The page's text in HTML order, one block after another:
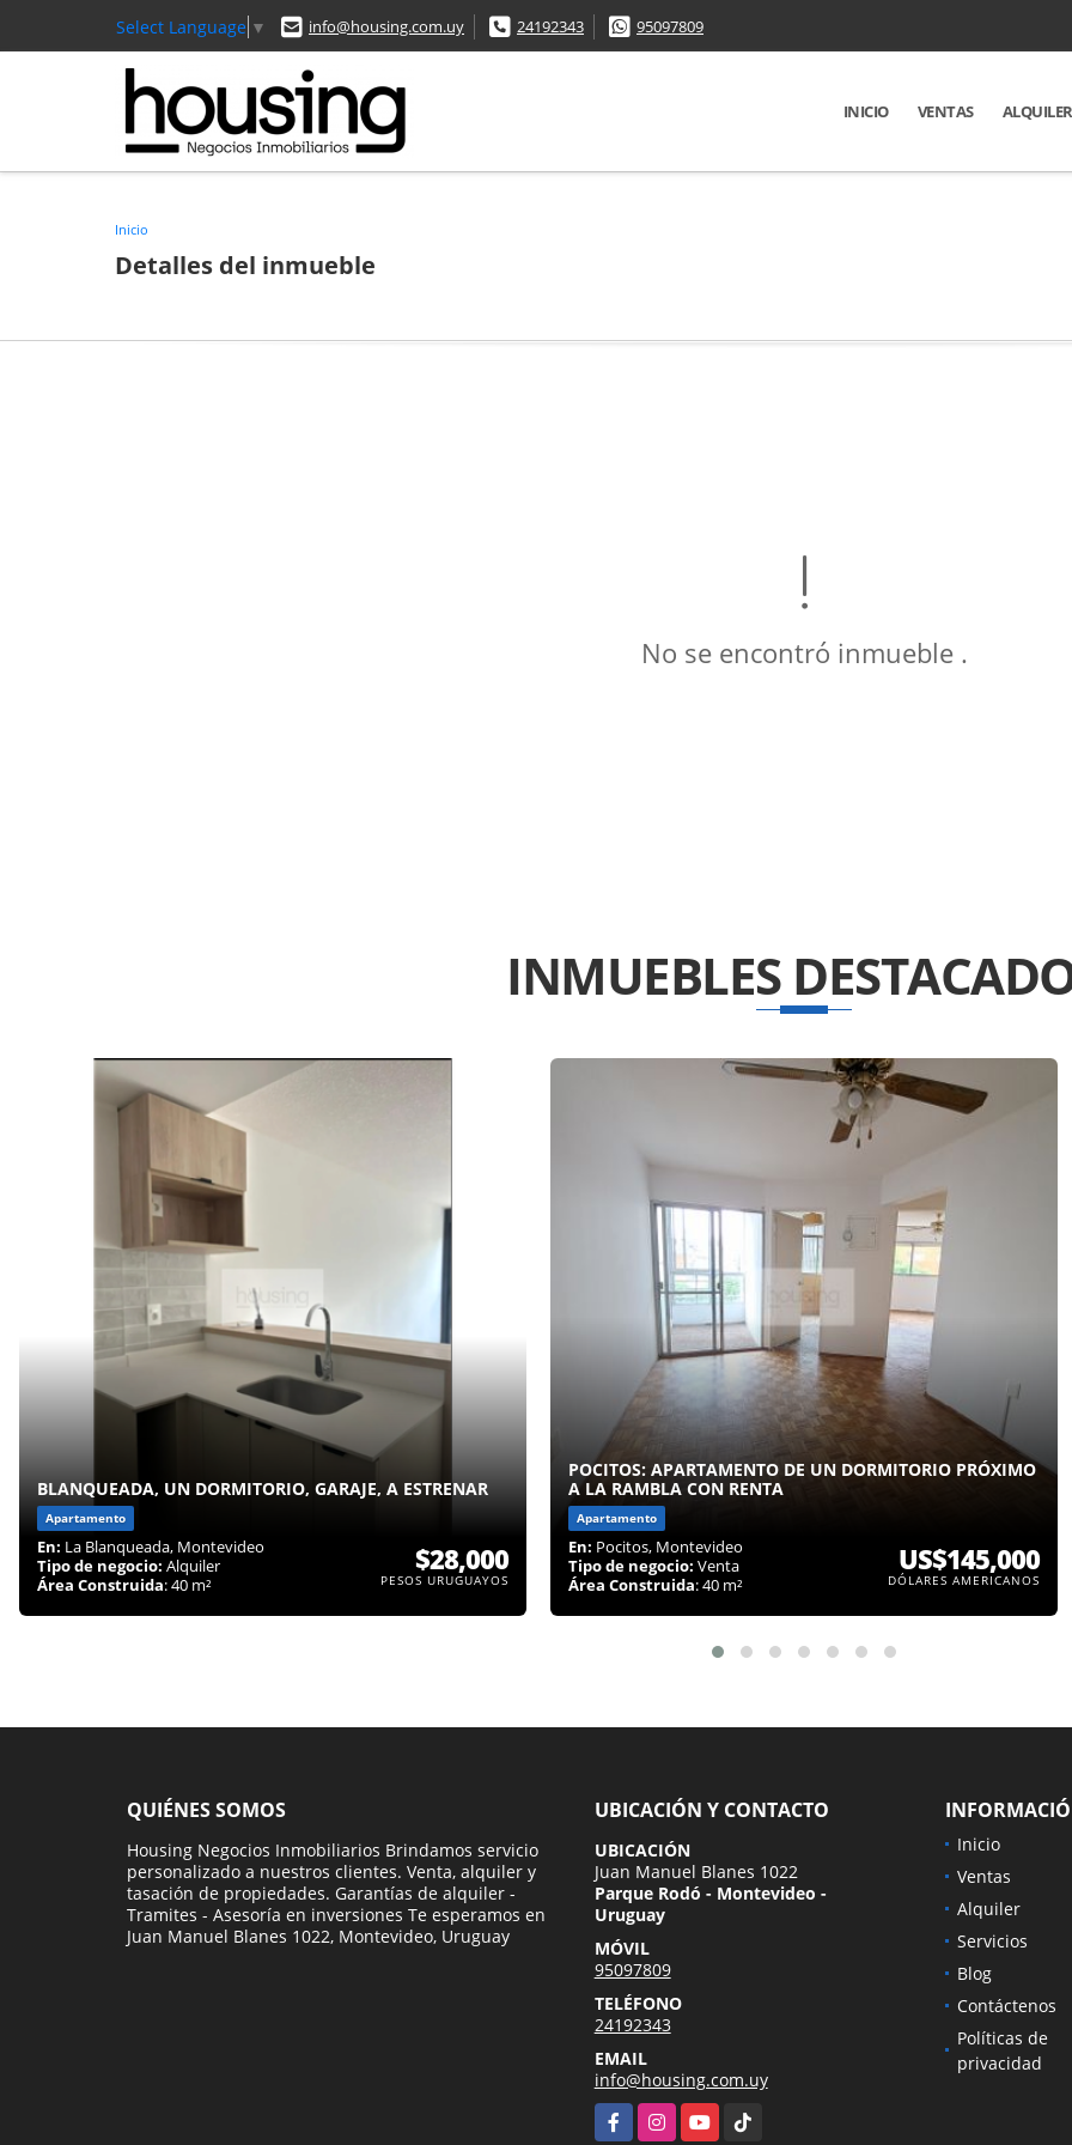
Select Language ▼ info@housing.com.uy 24192343 95097809
INICIO VENTAS ALQUILER
Inicio
Detalles del inmueble
No se encontró inmueble .
INMUEBLES
BLANQUEADA, UN DORMITORIO, GARAJE, A ESTRENAR
Apartamento
En: La Blanqueada, Montevideo
Tipo de negocio: Alquiler
Área Construida: 40 m²
$28,000
PESOS URUGUAYOS
POCITOS: APARTAMENTO DE UN DORMITORIO PRÓXIMO
A LA RAMBLA CON RENTA
Apartamento
En: Pocitos, Montevideo
Tipo de negocio: Venta
Área Construida: 40 m²
US$145,000
DÓLARES AMERICANOS
QUIÉNES SOMOS
Housing Negocios Inmobiliarios Brindamos servicio
personalizado a nuestros clientes. Venta, alquiler y
tasación de propiedades. Garantías de alquiler -
Tramites - Asesoría en inversiones Te esperamos en
Juan Manuel Blanes 1022, Montevideo, Uruguay
UBICACIÓN Y CONTACTO
UBICACIÓN
Juan Manuel Blanes 1022
Parque Rodó - Montevideo -
Uruguay
MÓVIL
95097809
TELÉFONO
24192343
EMAIL
info@housing.com.uy
FacebookInstagramYouTubeTikTok
Inicio
Ventas
Alquiler
Servicios
Blog
Contáctenos
Políticas de
privacidad